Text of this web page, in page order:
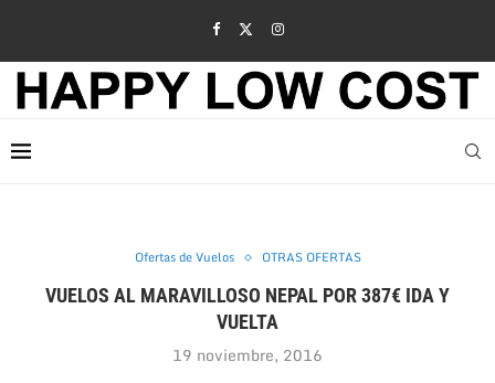
Ofertas de Vuelos OTRAS OFERTAS
VUELOS AL MARAVILLOSO NEPAL POR 387€ IDA Y
VUELTA
19 noviembre, 2016